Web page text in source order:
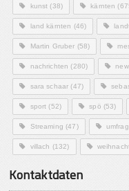
kunst (38) kärnten
land kärnten (46)
Martin Gruber (58)
nachrichten (280)
sara schaar (47)
sport (52) spö (53)
Streaming (47)
villach (132)
Kontaktdaten